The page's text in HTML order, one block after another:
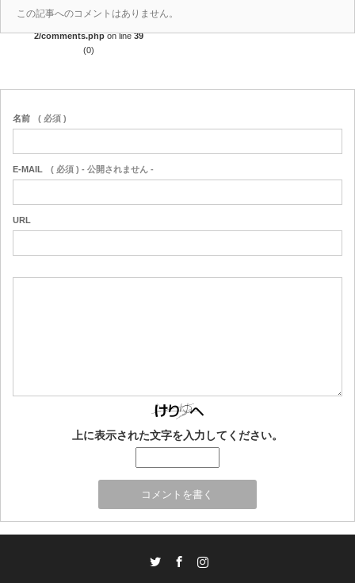
/home/r4688280/public_html/takedataro.c
2/comments.phpon line39
(0)
この記事へのコメントはありません。
名前 ( 必須 )
E-MAIL ( 必須 ) - 公開されません -
URL
上に表示された文字を入力してください。